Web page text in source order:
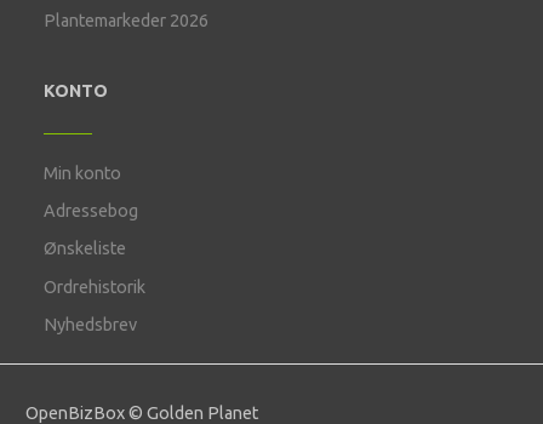
Plantemarkeder 2026
KONTO
Min konto
Adressebog
Ønskeliste
Ordrehistorik
Nyhedsbrev
OpenBizBox© Golden Planet